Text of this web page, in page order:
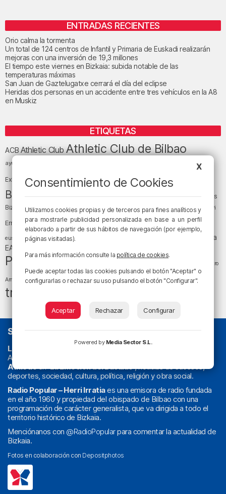
ENTRADAS RECIENTES
Orio calma la tormenta
Un total de 124 centros de Infantil y Primaria de Euskadi realizarán
mejoras con una inversión de 19,3 millones
El tiempo este viernes en Bizkaia: subida notable de las
temperaturas máximas
San Juan de Gaztelugatxe cerrará el día del eclipse
Heridas dos personas en un accidente entre tres vehículos en la A8
en Muskiz
ETIQUETAS
ACBAthletic ClubAthletic Club de Bilbao
ayuntamiento de Bilbao BEC (Bilbao
Exhibition Center) BilbaoBilbao Basket Bizkaia
Bizkaia y sus comarcas Copa del Rey cultura Cáritas
Bizkaia
Deusto Diócesis de Bilbao Egunon Bizkaia el tiempo Enkarterri
Ernesto Valverde Ertzaintza Euskadi (País Vasco)
euskera fiestas fútbol LaLiga
LaLiga
EA Sports
Política sociedadsucesos Teatro
Arriaga tiempotiempo atmosféricotráfico
tráfico en Bizkaia
SOBRE NOSOTROS
La radio sin cadenas
. Desde 1960 haciendo radio en Bilbao.
Actualidad y
Athletic
deportes, sociedad, cultura, política, religión y obra social.
Radio Popular – Herri Irratiaes una emisora de radio fundada
en el año 1960 y propiedad del obispado de Bilbao con una
programación de carácter generalista, que va dirigida a todo el
territorio histórico de Bizkaia.
Menciónanos con @RadioPopularpara comentar la actualidad de
Bizkaia.
Fotos en colaboración con Depositphotos
X
Consentimiento de Cookies
Utilizamos cookies propias y de terceros para fines analíticos y
para mostrarle publicidad personalizada en base a un perfil
elaborado a partir de sus hábitos de navegación (por ejemplo,
páginas visitadas).
Para más información consulte la política de cookies.
Puede aceptar todas las cookies pulsando el botón "Aceptar" o
configurarlas o rechazar su uso pulsando el botón "Configurar".
Aceptar Rechazar Configurar
Powered by Media Sector S.L.